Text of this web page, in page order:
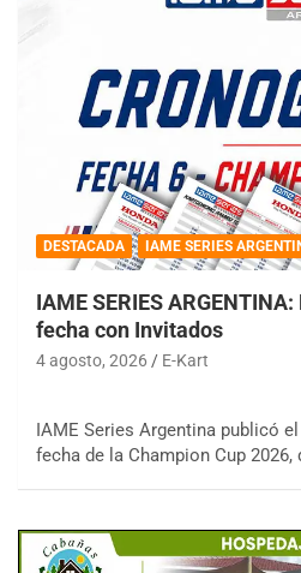
DESTACADA IAME SERIES
IAME SERIES
fecha con Invitados
4 agosto, 2026 E-Kart
IAME Series Argentina publicó
fecha de la Champion Cup 2026,